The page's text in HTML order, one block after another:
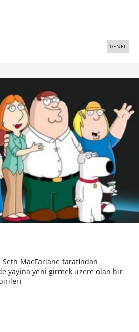
GENEL
MacFarlane tarafindan
yayina yeni girmek uzere olan bir